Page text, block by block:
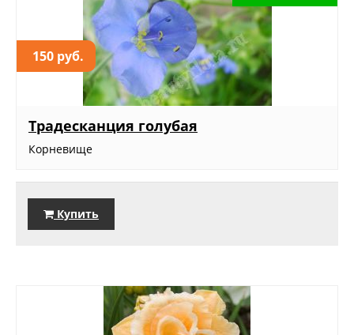
150 руб.
Традесканция голубая
Корневище
Купить